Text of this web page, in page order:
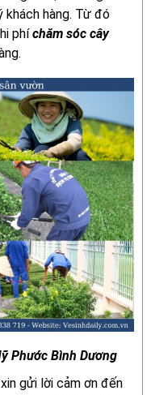
khách hàng. Từ đó
phíchăm sóc cây
Phước Bình Dương
gửi lời cảm ơn đến